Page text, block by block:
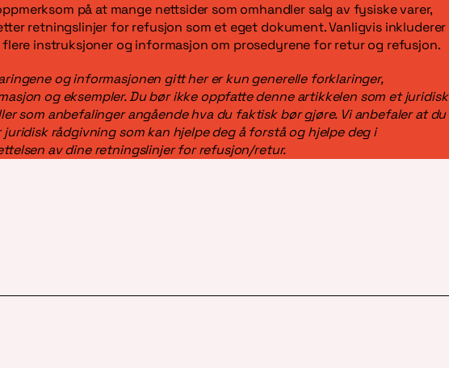
på at mange nettsider som omhandler salg av fysiske varer,
retningslinjer for refusjon som et eget dokument. Vanligvis inkluderer
instruksjoner og informasjon om prosedyrene for retur og refusjon.
og informasjonen gitt her er kun generelle forklaringer,
og eksempler. Du bør ikke oppfatte denne artikkelen som et juridisk
som anbefalinger angående hva du faktisk bør gjøre. Vi anbefaler at du
juridisk rådgivning som kan hjelpe deg å forstå og hjelpe deg i
av dine retningslinjer for refusjon/retur.